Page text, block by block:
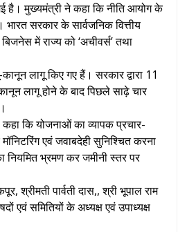
गई है। मुख्यमंत्री ने कहा कि नीति आयोग के
सरकार के सार्वजनिक वित्तीय
में राज्य को ‘अचीवर्स’ तथा
लागू किए गए हैं। सरकार द्वारा 11
लागू होने के बाद पिछले साढ़े चार
कि योजनाओं का व्यापक प्रचार-
एवं जवाबदेही सुनिश्चित करना
नियमित भ्रमण कर जमीनी स्तर पर
श्रीमती पार्वती दास,, श्री भूपाल राम
एवं समितियों के अध्यक्ष एवं उपाध्यक्ष